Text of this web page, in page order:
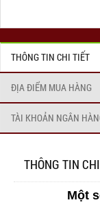
THÔNG TIN CHI TIẾT
ĐỊA ĐIỂM MUA HÀNG
TÀI KHOẢN NGÂN
THÔNG TIN
Một